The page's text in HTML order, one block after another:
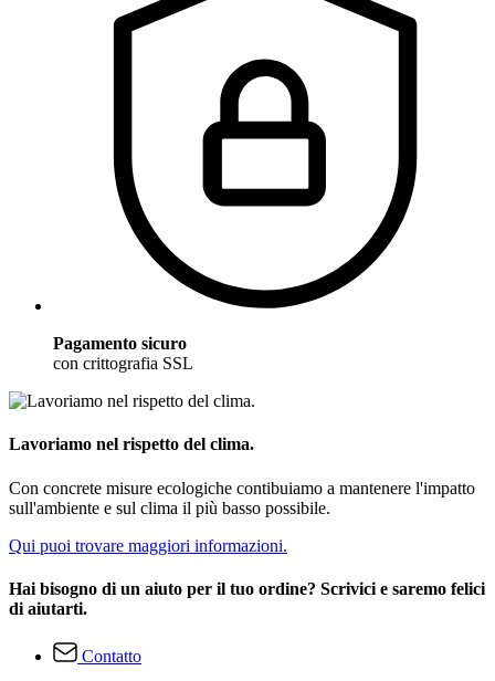
Pagamento sicuro
con crittografia SSL
Lavoriamo nel rispetto del clima.
Con concrete misure ecologiche contibuiamo a mantenere l'impatto
sull'ambiente e sul clima il più basso possibile.
Qui puoi trovare maggiori informazioni.
Hai bisogno di un aiuto per il tuo ordine? Scrivici e saremo felici
di aiutarti.
Contatto